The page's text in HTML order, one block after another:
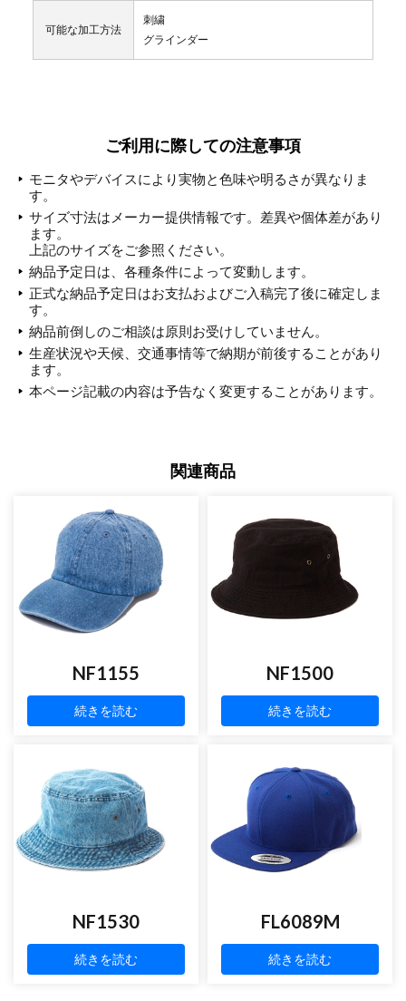
可能な加工方法
刺繍
グラインダー
ご利用に際しての注意事項
モニタやデバイスにより実物と色味や明るさが異なりま
す。
サイズ寸法はメーカー提供情報です。差異や個体差があり
ます。
上記のサイズをご参照ください。
納品予定日は、各種条件によって変動します。
正式な納品予定日はお支払およびご入稿完了後に確定しま
す。
納品前倒しのご相談は原則お受けしていません。
生産状況や天候、交通事情等で納期が前後することがあり
ます。
本ページ記載の内容は予告なく変更することがあります。
関連商品
NF1155
続きを読む
NF1500
続きを読む
NF1530
続きを読む
FL6089M
続きを読む